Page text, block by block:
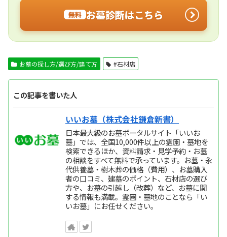
無料 お墓診断はこちら
お墓の探し方/選び方/建て方 #石材店
この記事を書いた人
いいお墓（株式会社鎌倉新書）
日本最大級のお墓ポータルサイト「いいお
墓」では、全国10,000件以上の霊園・墓地を
検索できるほか、資料請求・見学予約・お墓
の相談をすべて無料で承っています。お墓・永
代供養墓・樹木葬の価格（費用）、お墓購入
者の口コミ、建墓のポイント、石材店の選び
方や、お墓の引越し（改葬）など、お墓に関
する情報も満載。霊園・墓地のことなら「い
いお墓」にお任せください。